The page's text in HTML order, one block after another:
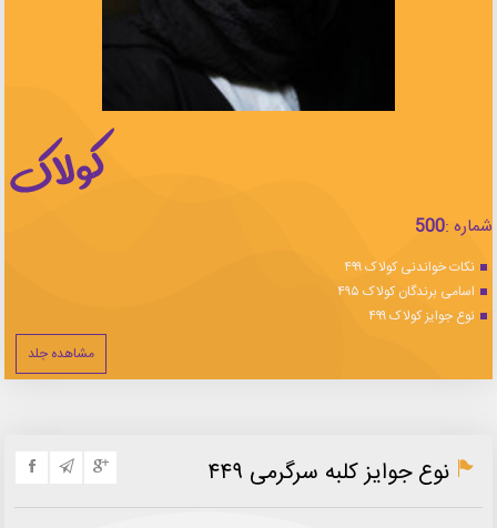
شماره :500
نکات خواندنی کولاک ۴۹۹
اسامی برندگان کولاک ۴۹۵
نوع جوایز کولاک ۴۹۹
مشاهده جلد
نوع جوایز کلبه سرگرمی ۴۴۹